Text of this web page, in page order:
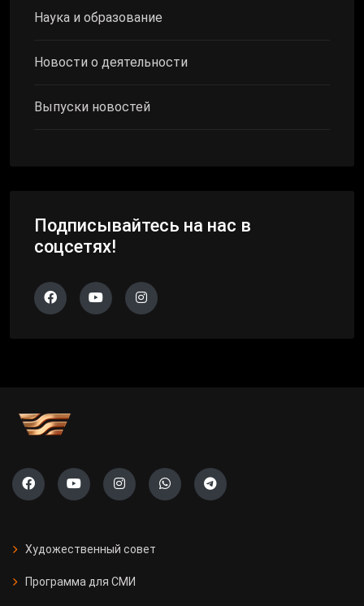
Наука и образование
Новости о деятельности
Выпуски новостей
Подписывайтесь на нас в
соцсетях!
Художественный совет
Программа для СМИ